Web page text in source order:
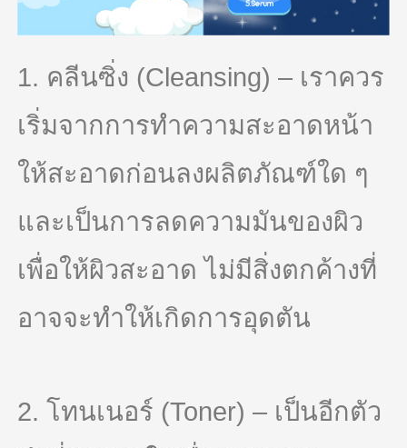
1. คลีนซิ่ง (Cleansing) – เราควร
เริ่มจากการทำความสะอาดหน้า
ให้สะอาดก่อนลงผลิตภัณฑ์ใด ๆ
และเป็นการลดความมันของผิว
เพื่อให้ผิวสะอาด ไม่มีสิ่งตกค้างที่
อาจจะทำให้เกิดการอุดตัน
2. โทนเนอร์ (Toner) – เป็นอีกตัว